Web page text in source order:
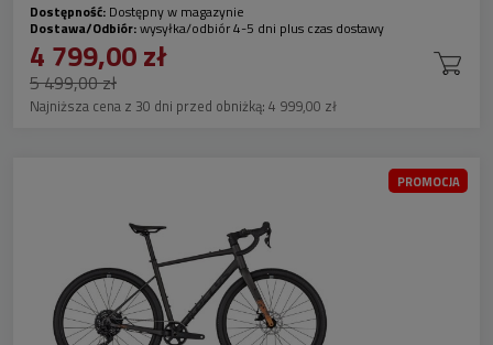
Dostępność: Dostępny w magazynie
Dostawa/Odbiór:wysyłka/odbiór 4-5 dni plus czas dostawy
4 799,00 zł
5 499,00 zł
Najniższa cena z 30 dni przed obniżką: 4 999,00 zł
PROMOCJA